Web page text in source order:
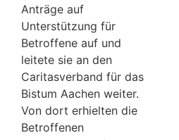
Anträge auf
Unterstützung für
Betroffene auf und
leitete sie an den
Caritasverband für das
Bistum Aachen weiter.
Von dort erhielten die
Betroffenen